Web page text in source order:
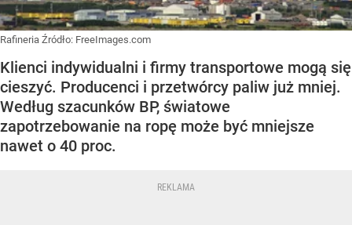
Rafineria Źródło: FreeImages.com
Klienci indywidualni i firmy transportowe mogą się
cieszyć. Producenci i przetwórcy paliw już mniej.
Według szacunków BP, światowe
zapotrzebowanie na ropę może być mniejsze
nawet o 40 proc.